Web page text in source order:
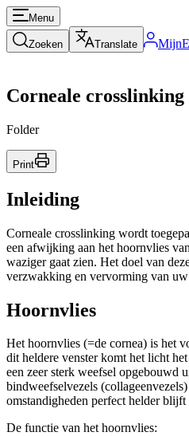
Menu
Zoeken Translate
Corneale crosslinking
Folder
Print
Inleiding
Corneale crosslinking wordt
een afwijking aan het hoornvlies
waziger gaat zien. Het doel van
verzwakking en vervorming van
Hoornvlies
Het hoornvlies (=de cornea) is het
dit heldere venster komt het licht
een zeer sterk weefsel opgebouwd
bindweefselvezels
omstandigheden perfect helder
De functie van het hoornvlies: